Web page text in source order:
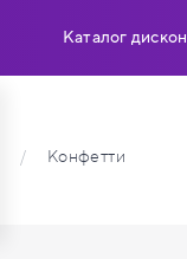
Каталог
/ Конфетти